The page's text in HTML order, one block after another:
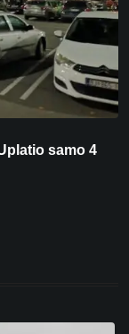
samo 4